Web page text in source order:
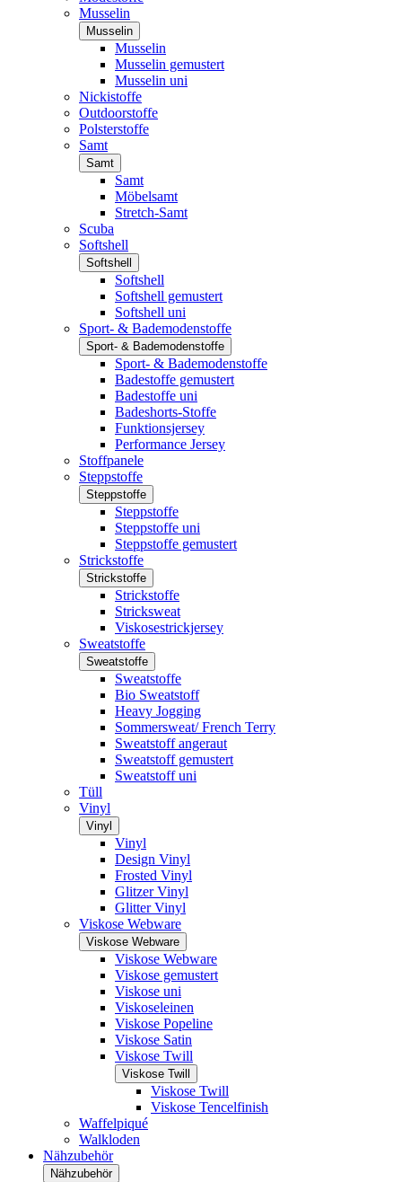
Musselin
Musselin
Musselin
Musselin gemustert
Musselin uni
Nickistoffe
Outdoorstoffe
Polsterstoffe
Samt
Samt
Samt
Möbelsamt
Stretch-Samt
Scuba
Softshell
Softshell
Softshell
Softshell gemustert
Softshell uni
Sport- & Bademodenstoffe
Sport- & Bademodenstoffe
Sport- & Bademodenstoffe
Badestoffe gemustert
Badestoffe uni
Badeshorts-Stoffe
Funktionsjersey
Performance Jersey
Stoffpanele
Steppstoffe
Steppstoffe
Steppstoffe
Steppstoffe uni
Steppstoffe gemustert
Strickstoffe
Strickstoffe
Strickstoffe
Stricksweat
Viskosestrickjersey
Sweatstoffe
Sweatstoffe
Sweatstoffe
Bio Sweatstoff
Heavy Jogging
Sommersweat/ French Terry
Sweatstoff angeraut
Sweatstoff gemustert
Sweatstoff uni
Tüll
Vinyl
Vinyl
Vinyl
Design Vinyl
Frosted Vinyl
Glitzer Vinyl
Glitter Vinyl
Viskose Webware
Viskose Webware
Viskose Webware
Viskose gemustert
Viskose uni
Viskoseleinen
Viskose Popeline
Viskose Satin
Viskose Twill
Viskose Twill
Viskose Twill
Viskose Tencelfinish
Waffelpiqué
Walkloden
Nähzubehör
Nähzubehör